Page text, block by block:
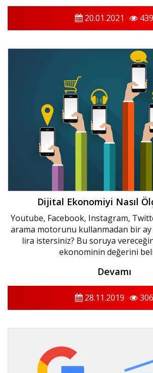
20.01.2021 439
Dijital Ekonomiyi Nasıl
Youtube, Facebook, Instagram,
arama motorunu kullanmadan bir ay
lira istersiniz? Bu soruya
ekonominin değerini
Devamı
28.11.2019 306